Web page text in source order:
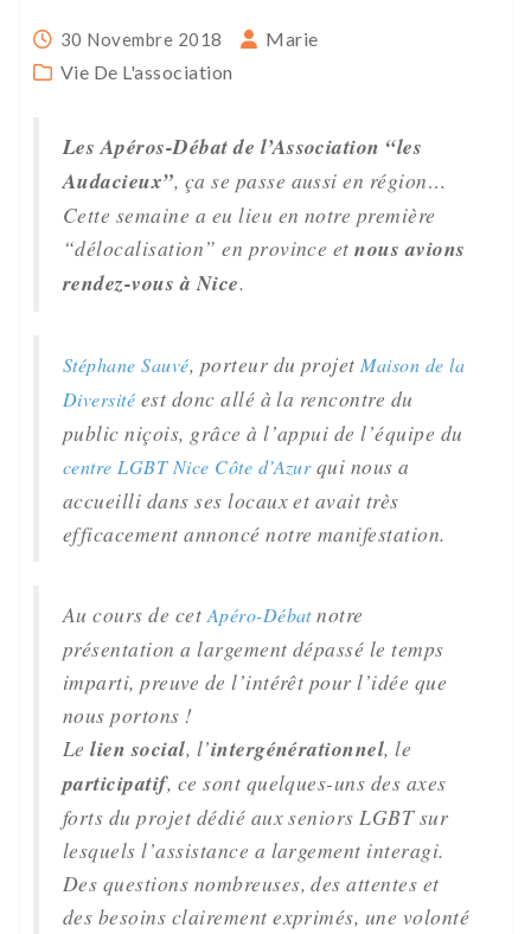
30 Novembre 2018
Marie
Vie De L'association
Les Apéros-Débat de l’Association “les
Audacieux”, ça se passe aussi en région…
Cette semaine a eu lieu en notre première
“délocalisation” en province etnous avions
rendez-vous à Nice.
Stéphane Sauvé, porteur du projetMaison de la
Diversité est donc allé à la rencontre du
public niçois, grâce à l’appui de l’équipe du
centre LGBT Nice Côte d’Azurqui nous a
accueilli dans ses locaux et avait très
efficacement annoncé notre manifestation.
Au cours de cetApéro-Débatnotre
présentation a largement dépassé le temps
imparti, preuve de l’intérêt pour l’idée que
nous portons !
Lelien social, l’intergénérationnel, le
participatif, ce sont quelques-uns des axes
forts du projet dédié aux seniors LGBT sur
lesquels l’assistance a largement interagi.
Des questions nombreuses, des attentes et
des besoins clairement exprimés, une volonté